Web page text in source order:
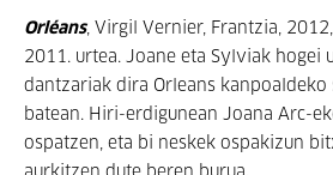
Orléans, Virgil Vernier, Frantzia,
2011. urtea. Joane eta Sylviak hogei
dantzariak dira Orleans kanpoaldeko
batean. Hiri-erdigunean Joana Arc-
ospatzen, eta bi neskek ospakizun